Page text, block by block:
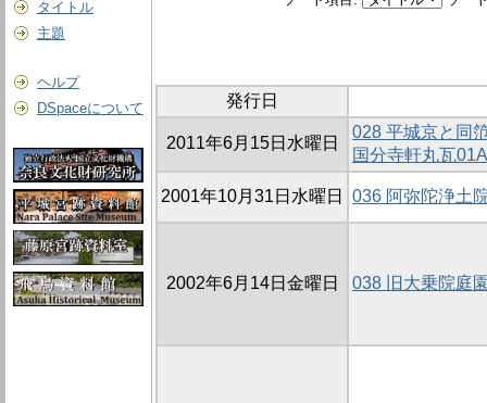
タイトル
主題
ヘルプ
DSpaceについて
発行日
2011年6月15日水曜日
028 平城京と同
国分寺軒丸瓦
2001年10月31日水曜日 036 阿弥陀浄土
2002年6月14日金曜日 038 旧大乗院庭